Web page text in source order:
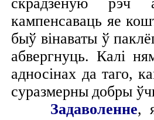
кампенсаваць яе
быў вінаваты ў
абвергнуць. Калі
адносінах да таго,
суразмерны добры
Задаволенне,